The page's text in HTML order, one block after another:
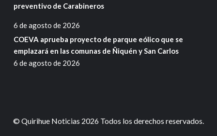
preventivo de Carabineros
6 de agosto de 2026
COEVA aprueba proyecto de parque eólico que se
emplazará en las comunas de Ñiquén y San Carlos
6 de agosto de 2026